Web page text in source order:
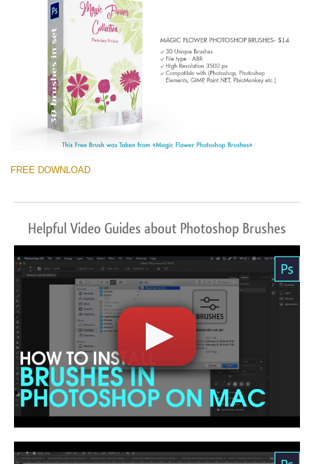
선택 해주세요
Free Ps Brush #1
Magic Flowers
(30 Ps Brushes)
무료 다운로드
FREE DOWNLOAD
Helpful Video Guides about Photoshop Brushes